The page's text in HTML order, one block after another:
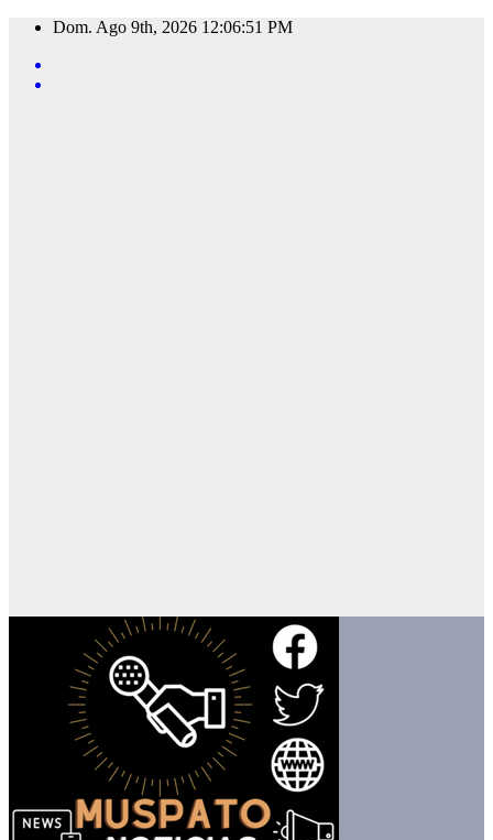
Saltar
contenido
Dom. Ago 9th, 2026 12:06:52 PM